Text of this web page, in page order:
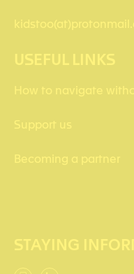
USEFUL LINKS
How to navigate
Support us
Becoming a partner
STAYING